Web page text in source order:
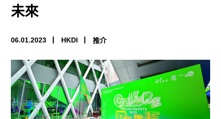
未來
06.01.2023 HKDI 推介